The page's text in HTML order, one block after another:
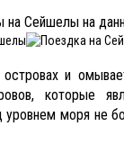
Сейшелы на
и
которые
уровнем моря не